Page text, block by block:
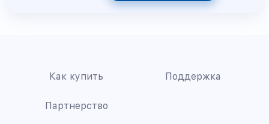
Как купить Поддержка
Партнерство